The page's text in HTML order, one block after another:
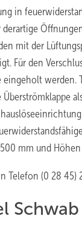
in
derartige
mit der
Für den
eingeholt
Überströmklappe
mm und
Telefon (0 28 45)
Schwab